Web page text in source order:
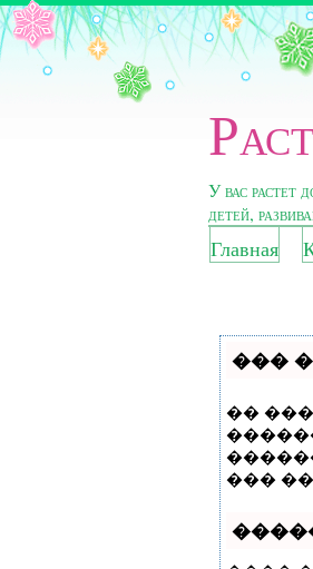
У вас растет
детей,
Главная
���
��
���